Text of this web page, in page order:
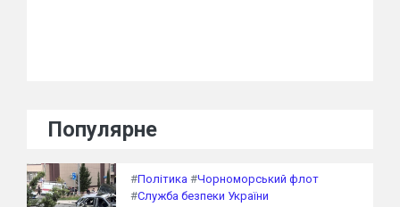
Популярне
#Політика #Чорноморський флот
#Служба безпеки України